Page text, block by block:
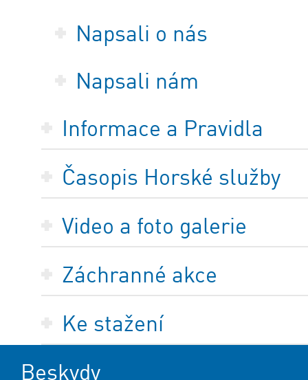
Napsali o nás
Napsali nám
Informace a Pravidla
Časopis Horské služby
Video a foto galerie
Záchranné akce
Ke stažení
Beskydy